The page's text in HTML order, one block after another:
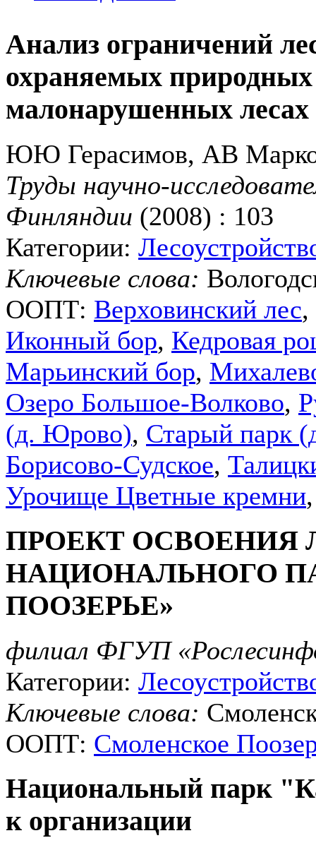
Анализ ограничений
охраняемых
малонарушенных лесах
ЮЮ Герасимов, АВ
Труды научно-
Финляндии (2008) : 103
Категории:
Ключевые слова:
ООПТ: Верховинский лес,
Иконный бор, Кедровая
Марьинский бор,
Озеро Большое-Волково,
(д. Юрово), Старый парк
Борисово-Судское,
Урочище Цветные кремни
ПРОЕКТ ОСВОЕНИЯ
НАЦИОНАЛЬНОГО
ПООЗЕРЬЕ»
филиал ФГУП
Категории:
Ключевые слова:
ООПТ: Смоленское
Национальный парк
к организации